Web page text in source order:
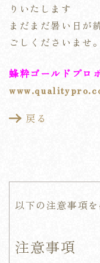
りいたします
まだまだ暑い日が
ごしくださいませ。
蜂粋ゴールドプロ
戻る
以下の注意事項
注意事項